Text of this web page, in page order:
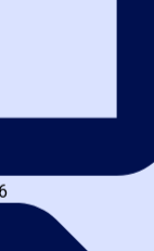
живое дело №
УФАС.
центр», заявитель
признана
показывает,
без